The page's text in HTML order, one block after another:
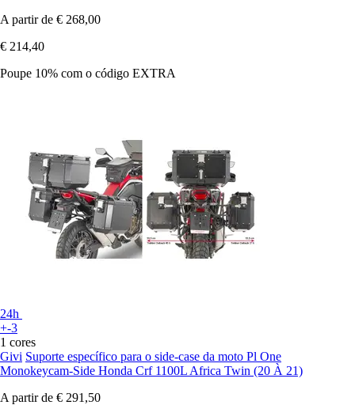
A partir de € 268,00
€ 214,40
Poupe 10% com o código EXTRA
24h
+-3
1 cores
Givi Suporte específico para o side-case da moto Pl One
Monokeycam-Side Honda Crf 1100L Africa Twin (20 À 21)
A partir de € 291,50